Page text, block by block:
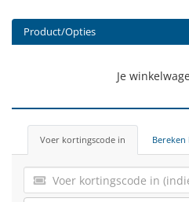
Product/Opties
Je
Voer kortingscode in Bereken